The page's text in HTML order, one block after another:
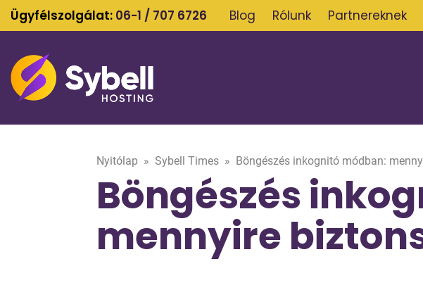
Ügyfélszolgálat: 06-1 / 707 6726 Blog Rólunk Partnereknek
Nyitólap » Sybell Times » Böngészés inkognitó módban:
Böngészés
mennyire